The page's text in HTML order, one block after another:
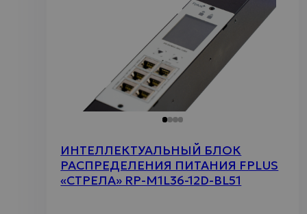
ИНТЕЛЛЕКТУАЛЬНЫЙ БЛОК
РАСПРЕДЕЛЕНИЯ ПИТАНИЯ FPLUS
«СТРЕЛА» RP-M1L36-12D-BL51